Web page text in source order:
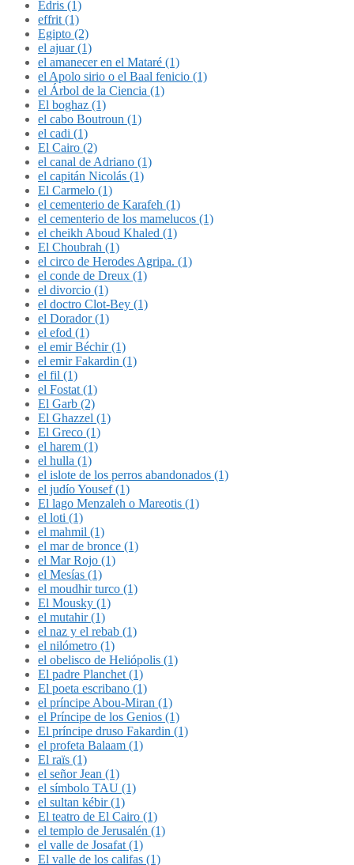
Édris (1)
effrit (1)
Egipto (2)
el ajuar (1)
el amanecer en el Mataré (1)
el Apolo sirio o el Baal fenicio (1)
el Árbol de la Ciencia (1)
El boghaz (1)
el cabo Boutroun (1)
el cadi (1)
El Cairo (2)
el canal de Adriano (1)
el capitán Nicolás (1)
El Carmelo (1)
el cementerio de Karafeh (1)
el cementerio de los mamelucos (1)
el cheikh Aboud Khaled (1)
El Choubrah (1)
el circo de Herodes Agripa. (1)
el conde de Dreux (1)
el divorcio (1)
el doctro Clot-Bey (1)
el Dorador (1)
el efod (1)
el emir Béchir (1)
el emir Fakardin (1)
el fil (1)
el Fostat (1)
El Garb (2)
El Ghazzel (1)
El Greco (1)
el harem (1)
el hulla (1)
el islote de los perros abandonados (1)
el judío Yousef (1)
El lago Menzaleh o Mareotis (1)
el loti (1)
el mahmil (1)
el mar de bronce (1)
el Mar Rojo (1)
el Mesías (1)
el moudhir turco (1)
El Mousky (1)
el mutahir (1)
el naz y el rebab (1)
el nilómetro (1)
el obelisco de Heliópolis (1)
El padre Planchet (1)
El poeta escribano (1)
el príncipe Abou-Miran (1)
el Príncipe de los Genios (1)
El príncipe druso Fakardin (1)
el profeta Balaam (1)
El raïs (1)
el señor Jean (1)
el símbolo TAU (1)
el sultan kébir (1)
El teatro de El Cairo (1)
el templo de Jerusalén (1)
el valle de Josafat (1)
El valle de los califas (1)